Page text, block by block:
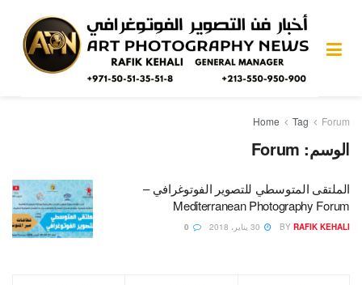
Home Tag Forum
الوسم: Forum
الملتقى المتوسطي للتصوير الفوتوغرافي –
Mediterranean Photography Forum
BY RAFIK KEHALI